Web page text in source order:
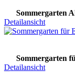
Sommergarten
Detailansicht
Sommergarten
Detailansicht